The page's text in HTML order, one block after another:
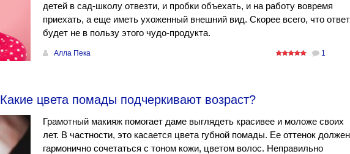
детей в сад-школу отвезти, и пробки объехать, и на работу вовремя
приехать, а еще иметь ухоженный внешний вид. Скорее всего, что ответ
будет не в пользу этого чудо-продукта.
Алла Пека 1
Какие цвета помады подчеркивают возраст?
Грамотный макияж помогает даме выглядеть красивее и моложе своих
лет. В частности, это касается цвета губной помады. Ее оттенок должен
гармонично сочетаться с тоном кожи, цветом волос. Неправильно